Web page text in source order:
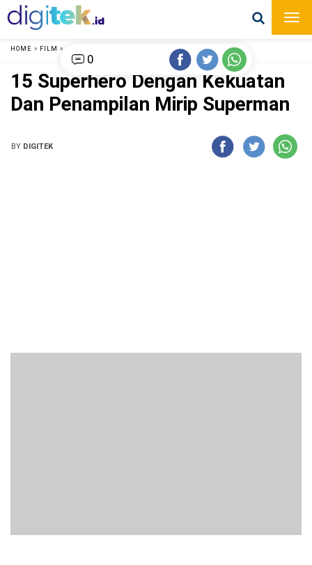
HOME » FILM »
15 Superhero Dengan Kekuatan
Dan Penampilan Mirip Superman
BY DIGITEK
0